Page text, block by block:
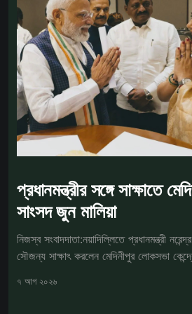
প্রধানমন্ত্রীর সঙ্গে সাক্ষাতে
সাংসদ জুন মালিয়া
নিজস্ব সংবাদদাতা:নয়াদিল্লিতে প্রধানমন্ত্রী
সৌজন্য সাক্ষাৎ করলেন মেদিনীপুর লোকসভা
৭ আগ ২০২৬